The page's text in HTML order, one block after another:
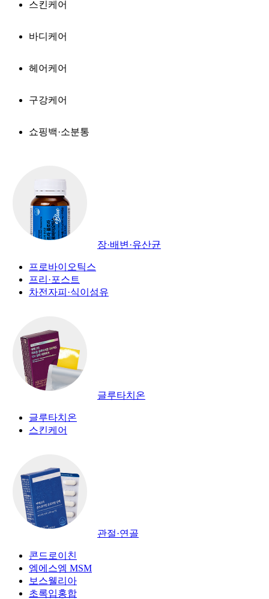
스킨케어
바디케어
헤어케어
구강케어
쇼핑백·소분통
장·배변·유산균
프로바이오틱스
프리·포스트
차전자피·식이섬유
글루타치온
글루타치온
스킨케어
관절·연골
콘드로이친
엠에스엠 MSM
보스웰리아
초록입홍합